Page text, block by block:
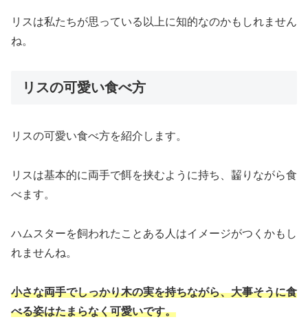
リスは私たちが思っている以上に知的なのかもしれません
ね。
リスの可愛い食べ方
リスの可愛い食べ方を紹介します。
リスは基本的に両手で餌を挟むように持ち、齧りながら食
べます。
ハムスターを飼われたことある人はイメージがつくかもし
れませんね。
小さな両手でしっかり木の実を持ちながら、大事そうに食
べる姿はたまらなく可愛いです。